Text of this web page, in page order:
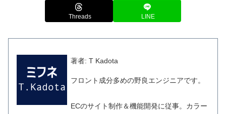
Threads LINE
著者: T Kadota
フロント成分多めの野良エンジニアです。
ECのサイト制作＆機能開発に従事。カラー